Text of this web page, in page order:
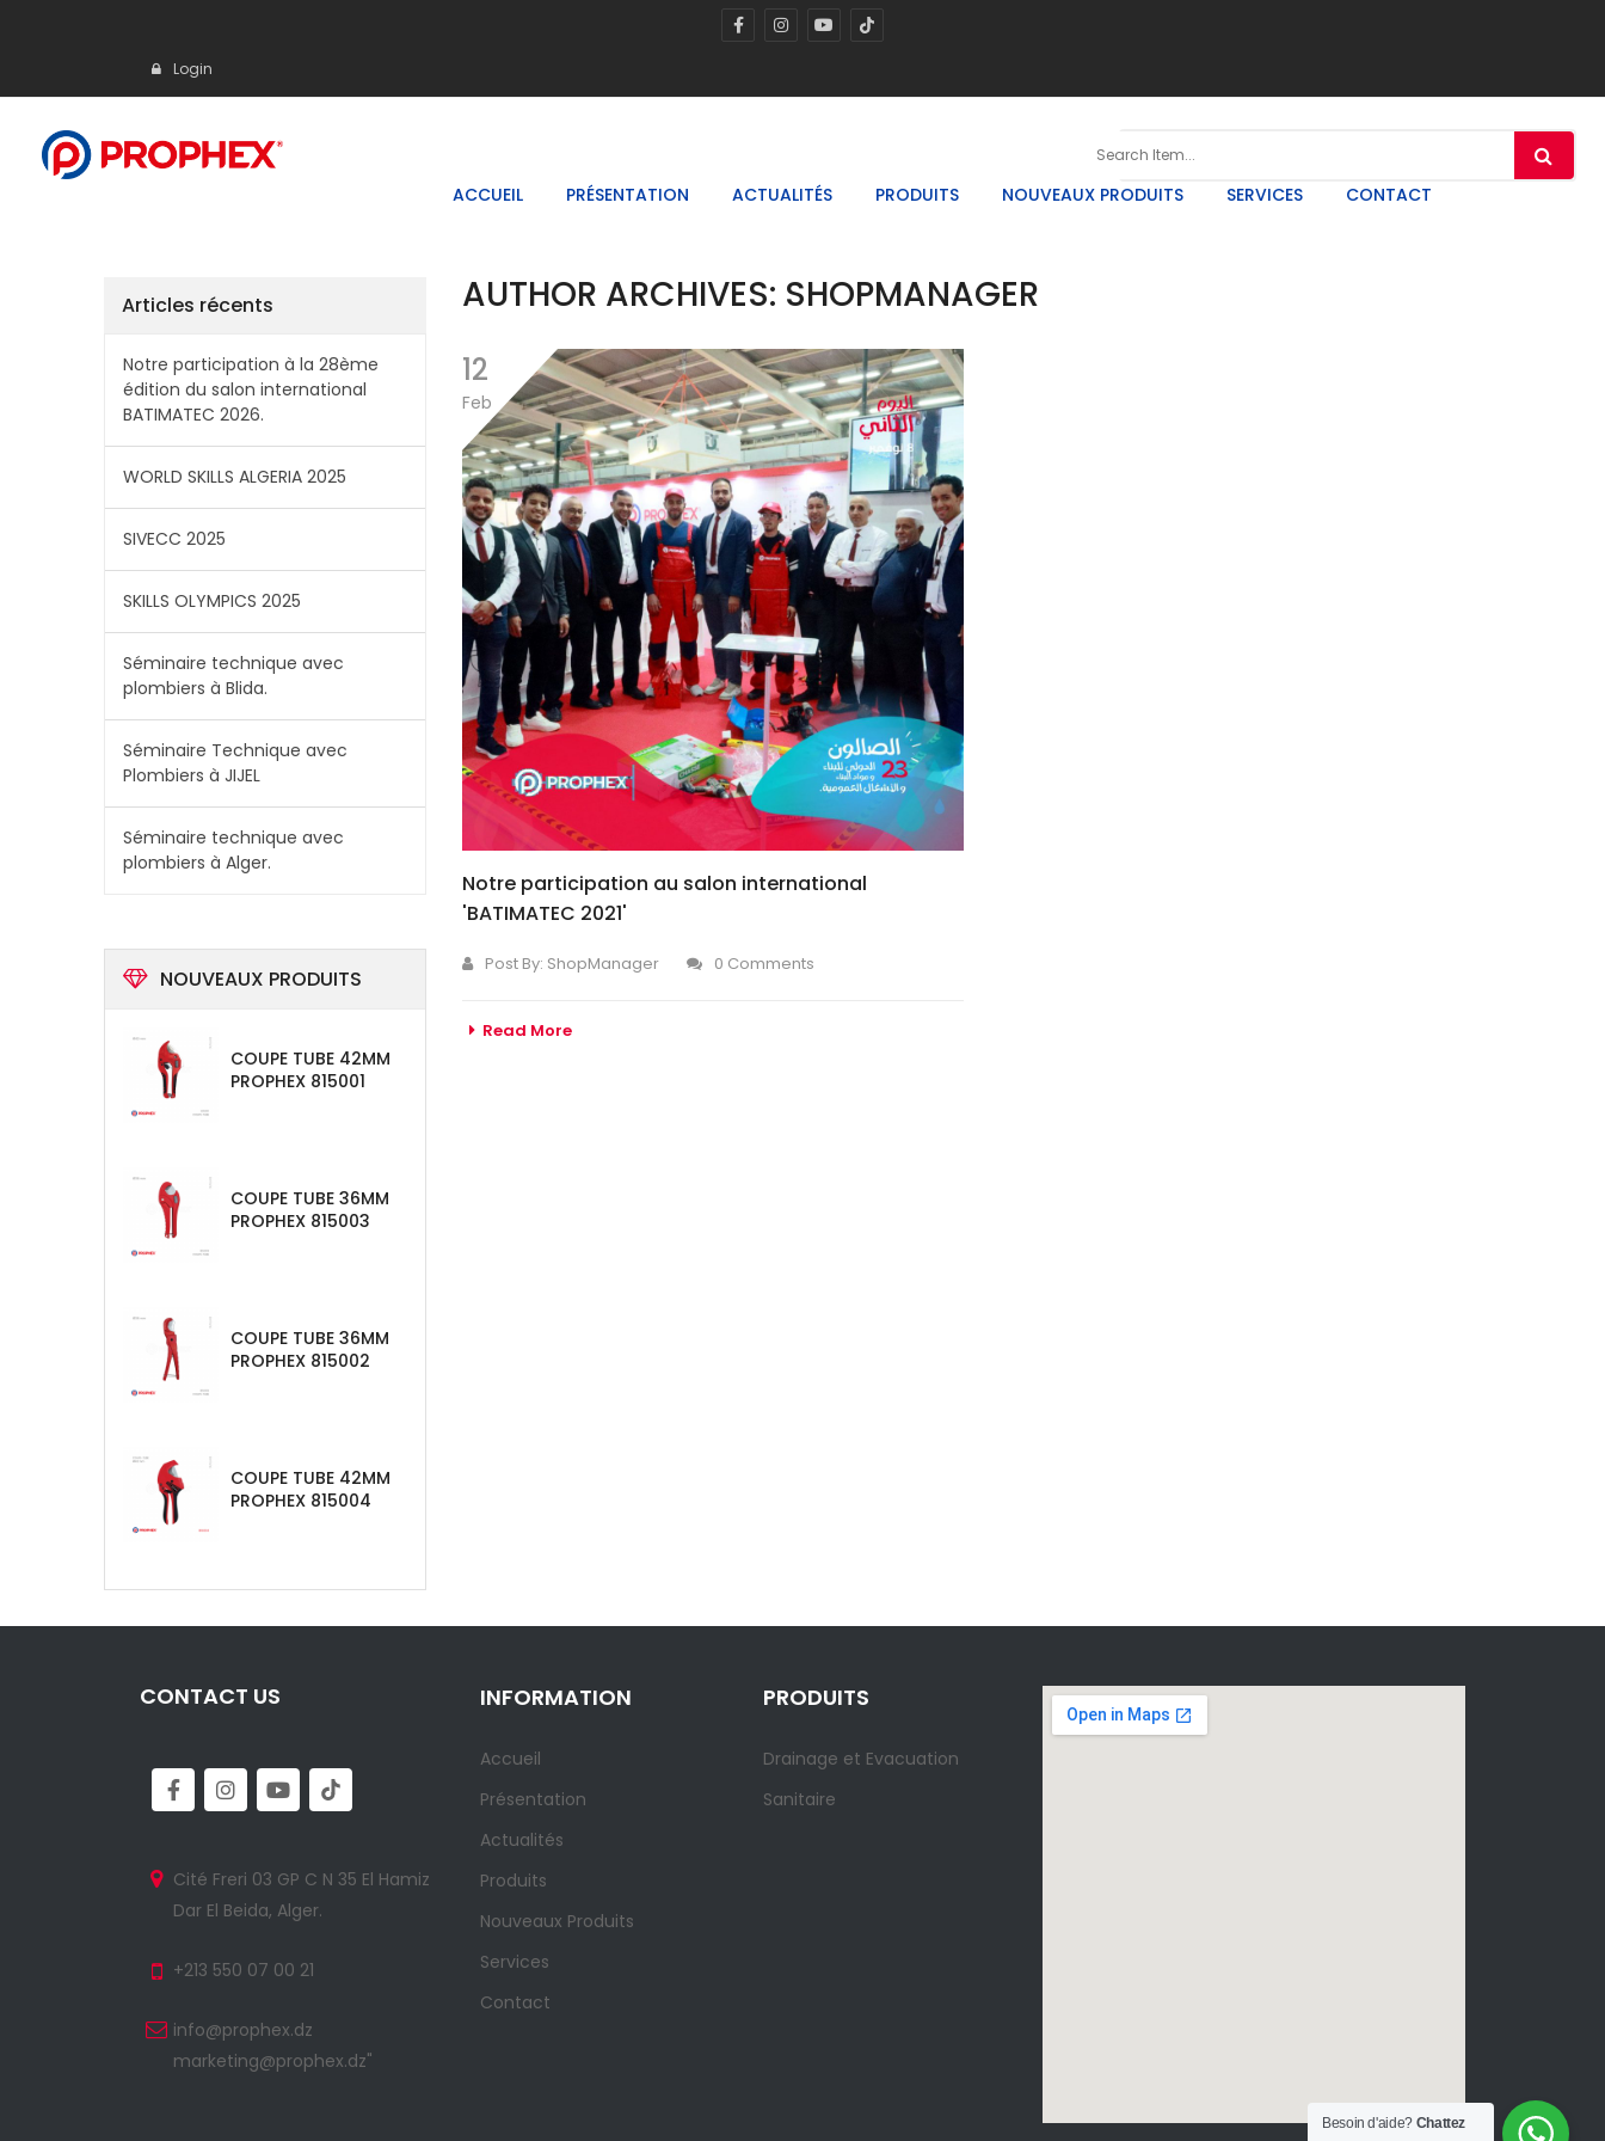
Login
ACCUEIL PRÉSENTATION ACTUALITÉS PRODUITS NOUVEAUX PRODUITS SERVICES CONTACT
Articles récents
Notre participation à la 28ème
édition du salon international
BATIMATEC 2026.
WORLD SKILLS ALGERIA 2025
SIVECC 2025
SKILLS OLYMPICS 2025
Séminaire technique avec
plombiers à Blida.
Séminaire Technique avec
Plombiers à JIJEL
Séminaire technique avec
plombiers à Alger.
NOUVEAUX PRODUITS
COUPE TUBE 42MM
PROPHEX 815001
COUPE TUBE 36MM
PROPHEX 815003
COUPE TUBE 36MM
PROPHEX 815002
COUPE TUBE 42MM
PROPHEX 815004
AUTHOR ARCHIVES: SHOPMANAGER
12
Feb
Notre participation au salon international
'BATIMATEC 2021'
Post By: ShopManager 0 Comments
Read More
CONTACT US
Cité Freri 03 GP C N 35 El Hamiz
Dar El Beida, Alger.
+213 550 07 00 21
info@prophex.dz
marketing@prophex.dz"
INFORMATION
Accueil
Présentation
Actualités
Produits
Nouveaux Produits
Services
Contact
PRODUITS
Drainage et Evacuation
Sanitaire
Besoin d'aide? Chattez